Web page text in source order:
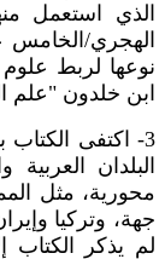
الذي استعمل
الهجري/
نوعها لربط
ابن خلدون "علم
3- اكتفى
البلدان
محورية، مثل
جهة، وتركيا
لم يذكر الكتاب